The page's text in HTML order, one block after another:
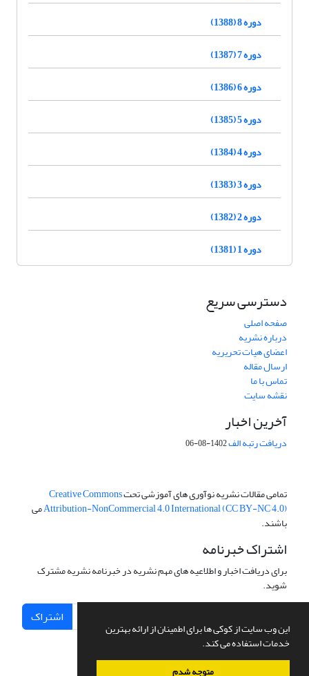
این وب سایت از کوکی ها برای اطمینان از ارائه بهترین
خدمات استفاده می کند.
متوجه شدم
دوره 8 (1388)
دوره 7 (1387)
دوره 6 (1386)
دوره 5 (1385)
دوره 4 (1384)
دوره 3 (1383)
دوره 2 (1382)
دوره 1 (1381)
دسترسی سریع
صفحه اصلی
درباره نشریه
اعضای هیات تحریریه
ارسال مقاله
تماس با ما
نقشه سایت
آخرین اخبار
دریافت رتبه الف1402-08-06
تمامی مقالات نشریه نوآوری های آموزشی تحتCreative Commons
Attribution-NonCommercial 4.0 International (CC BY-NC 4.0)می
باشند.
اشتراک خبرنامه
برای دریافت اخبار و اطلاعیه های مهم نشریه در خبرنامه نشریه مشترک
شوید.
اشتراک